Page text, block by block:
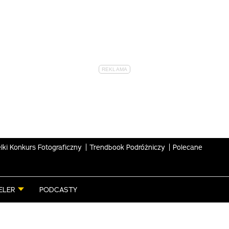
Konkurs Fotograficzny Trendbook Podróżniczy Polecane
PODCASTY